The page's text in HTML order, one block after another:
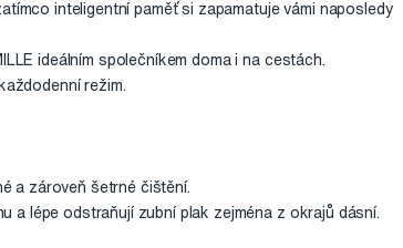
inteligentní paměť si zapamatuje vámi naposledy
ideálním společníkem doma i na cestách.
režim.
a zároveň šetrné čištění.
a lépe odstraňují zubní plak zejména z okrajů dásní.